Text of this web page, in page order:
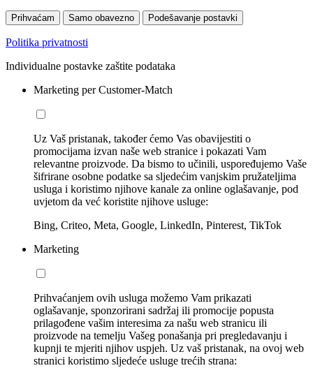
Prihvaćam Samo obavezno Podešavanje postavki
Politika privatnosti
Individualne postavke zaštite podataka
Marketing per Customer-Match
Uz Vaš pristanak, također ćemo Vas obavijestiti o
promocijama izvan naše web stranice i pokazati Vam
relevantne proizvode. Da bismo to učinili, uspoređujemo Vaše
šifrirane osobne podatke sa sljedećim vanjskim pružateljima
usluga i koristimo njihove kanale za online oglašavanje, pod
uvjetom da već koristite njihove usluge:
Bing, Criteo, Meta, Google, LinkedIn, Pinterest, TikTok
Marketing
Prihvaćanjem ovih usluga možemo Vam prikazati
oglašavanje, sponzorirani sadržaj ili promocije popusta
prilagođene vašim interesima za našu web stranicu ili
proizvode na temelju Vašeg ponašanja pri pregledavanju i
kupnji te mjeriti njihov uspjeh. Uz vaš pristanak, na ovoj web
stranici koristimo sljedeće usluge trećih strana: